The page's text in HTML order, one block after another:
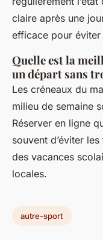
claire après une
efficace pour
Quelle est la
un départ sans
Les créneaux du
milieu de semaine
Réserver en ligne
souvent d’éviter
des vacances
locales.
autre-sport